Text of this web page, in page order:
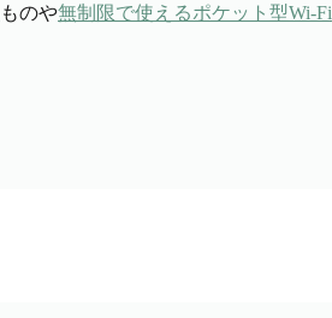
ものや無制限で使えるポケット型Wi-Fi